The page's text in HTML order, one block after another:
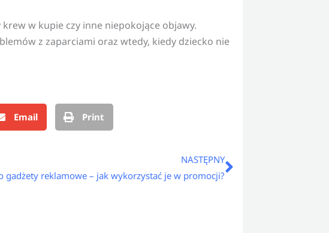
w kupie czy inne niepokojące objawy.
z zaparciami oraz wtedy, kiedy dziecko nie
Email Print
NASTĘPNY
gadżety reklamowe – jak wykorzystać je w promocji?
Następny